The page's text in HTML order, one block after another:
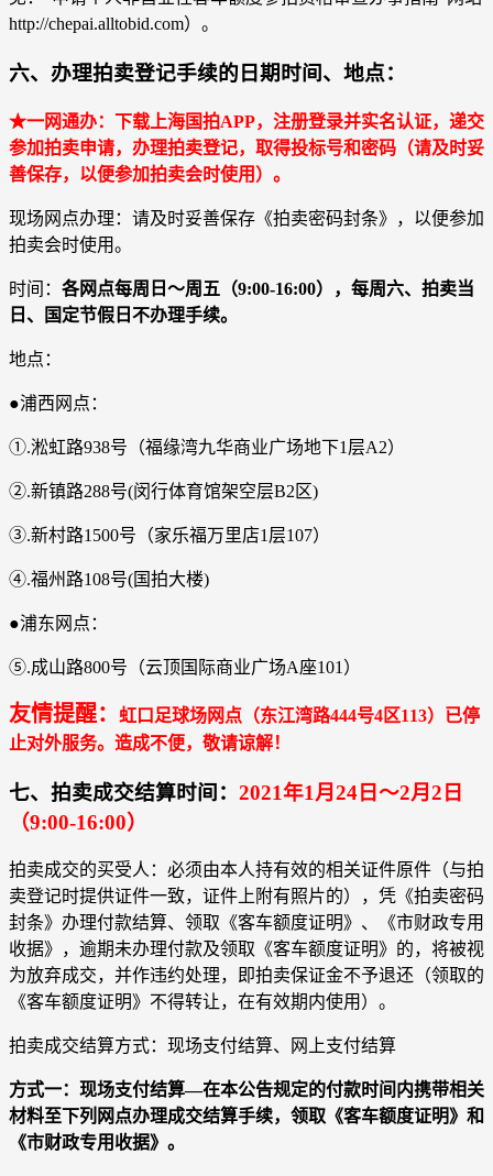
http://chepai.alltobid.com）。
六、办理拍卖登记手续的日期时间、地点：
★一网通办：下载上海国拍APP，注册登录并实名认证，递交
参加拍卖申请，办理拍卖登记，取得投标号和密码（请及时妥
善保存，以便参加拍卖会时使用）。
现场网点办理：请及时妥善保存《拍卖密码封条》，以便参加
拍卖会时使用。
时间： 各网点每周日～周五（9:00-16:00），每周六、拍卖当
日、国定节假日不办理手续。
地点：
●浦西网点：
①.淞虹路938号（福缘湾九华商业广场地下1层A2）
②.新镇路288号(闵行体育馆架空层B2区)
③.新村路1500号（家乐福万里店1层107）
④.福州路108号(国拍大楼)
●浦东网点：
⑤.成山路800号（云顶国际商业广场A座101）
友情提醒：
虹口足球场网点（东江湾路444号4区113）已停
止对外服务。造成不便，敬请谅解！
七、拍卖成交结算时间： 2021年1月24日～2月2日
（9:00-16:00）
拍卖成交的买受人：必须由本人持有效的相关证件原件（与拍
卖登记时提供证件一致，证件上附有照片的），凭《拍卖密码
封条》办理付款结算、领取《客车额度证明》、《市财政专用
收据》，逾期未办理付款及领取《客车额度证明》的，将被视
为放弃成交，并作违约处理，即拍卖保证金不予退还（领取的
《客车额度证明》不得转让，在有效期内使用）。
拍卖成交结算方式：现场支付结算、网上支付结算
方式一：现场支付结算―在本公告规定的付款时间内携带相关
材料至下列网点办理成交结算手续，领取《客车额度证明》和
《市财政专用收据》。